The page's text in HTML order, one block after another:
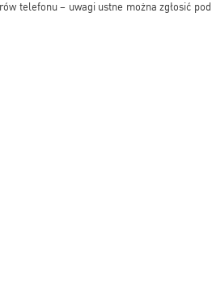
telefonu – uwagi ustne można zgłosić